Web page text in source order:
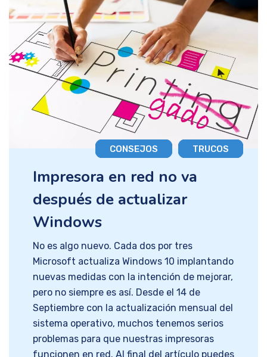
CONSEJOS TRUCOS
Impresora en red no va
después de actualizar
Windows
No es algo nuevo. Cada dos por tres Microsoft actualiza Windows 10 implantando nuevas medidas con la intención de mejorar, pero no siempre es así. Desde el 14 de Septiembre con la actualización mensual del sistema operativo, muchos tenemos serios problemas para que nuestras impresoras funcionen en red. Al final del artículo puedes descargar el parche para solucionar el error!! Esperábamos una solución con el reajuste de octubre, pero no llegó. El día 11 llegó la de noviembre, que tampoco incluía un remedio definitivo. Bueno, ni parcial. La pesadilla viene de lejos PrintNightmare, una vulnerabilidad de Windows 10 en la cola de impresión, permite ejecutar código remoto, y desde hace mucho hackers han aprovechado a quienes no parchean sus equipos para hacer de las suyas. Tras conocer una nueva debilidad en Junio de este mismo año, los de Redmond no perdieron tiempo y en tres meses ya tenían preparada su solución. Se conoce que con tanta prisa esta gente no hizo las comprobaciones necesarias para que quienes imprimían documentos en red no se vuelvan locos actualmente para poder conectar sus dispositivos a las impresoras. Aquí te espero… Confiando en las famosas actualizaciones mensuales de Win, todos esperamos al día 12 de octubre, a ver qué pasaba. Nada, todo sigue igual, o al menos muchos seguíamos sin esa solución. .-Tranquilos, que en la de noviembre ( llegó el día 11) todo se solucionará. – Nanay. Ha llegado la fecha, la actualización, y el error se repite. Qué desastre, amigos. Los remedios, pff… Bueno, parece que las actualizaciones KB5005565, KB500556, 6KB5006670 y la del día 12, que ni recuerdo el nombre, son las causantes del desaguisado. Pues la solución más utilizada ha sido la propuesta por los usuarios de un conocido foro de discusión llamado BleepingComputer. Desinstalar estas actualizaciones, a la espera de que Microsoft responda con una nueva que nos despierte de la pesadilla. Más adelante en ese mismo foro plantearon otra solución que me llamó la atención. La solución, que no es mía, pero lo será Los foreros de BleepingComputer proponían rescatar la librería de la cola de impresión de la última versión de Windows en la que funcionaba e intercambiarla por la nueva. Me gustó. Y es que, renunciar a todos los parches que puedan solucionar estas actualizaciones desinstalándolas me parece demasiado riesgo para mis equipos. Elijo el mal menor, puesto que, la solución de cambiar la dll también provocará vulnerabilidad añadida. Pues manos a la obra. Siguiendo las instrucciones que encontré en el dichoso foro, las tareas a realizar iban a ser las siguientes, Crear una entrada en el registro (RpcAuthnLevelPrivacyEnabled). Microsoft desde la actualización de setiembre habilitó la mitigación CVE-2021-1678. con esta entrada , la anularemos. Conseguir el archivo win32spl.dll de un equipo que no se hubiese actualizado, y reemplazarlo por el actual, esto devolverá la normalidad a cada equipo de nuestra red. Parece fácil, verdad. Pues no Al tajo, lo primero, al registro. Para ahorrarme el currazo de fotografiar todo el proceso voy a hacer acopio de lo que publicó en su momento appuals.com y mato dos pajareles de un tiro. Vosotros aprendéis el proceso, y yo me dedico al final de la publicación. Así que ya sabéis, visitad appuals.com, (¡qué buenos son, los padres franciscanos, qué buenos son, que nos llevan de excursión. nianoniii!). Nota: Las instrucciones a continuación son idénticas independientemente de si está en Windows 10 o Windows 11. Presione la tecla de Windows + R para abrir un cuadro de diálogo Ejecutar . Luego, escriba ‘regedit’ dentro del cuadro de texto y presione Ctrl + Shift + Enter para abrir el Editor del Registro con privilegios administrativos. Abrir una nueva ventana del Editor del registro Una vez que se le solicite el mensaje de Control de cuentas de usuario , haga clic en Sí para otorgar privilegios administrativos. Una vez que esté dentro del Editor del registro, use el menú de la izquierda para navegar a la siguiente ubicación: HKEY_LOCAL_MACHINE \ System \ CurrentControlSet \ Control \ Print Nota: Puede navegar a esta ubicación manualmente (haciendo clic en cada tecla) o puede pegar la ruta completa en la barra de navegación en la parte superior y presionar Enter para llegar allí instantáneamente. Una vez que esté dentro de la ubicación correcta, asegúrese de que la tecla Imprimir esté seleccionada, luego muévase a la sección de la derecha, haga clic con el botón derecho en un espacio vacío y seleccione Nuevo> Valor DWORD de 32 bits . Creando un nuevo valor DWORD A continuación, nombrar el valor de registro recién creado como RpcAuthnLevelPrivacyEnabled y presione Entrar para guardar los cambios. Finalmente, haga doble clic en el valor RpcAuthnLevelPrivacyEnabled recién creado . Una vez que esté dentro del menú Editar , establezca la Base en Hexadecimal y los Datos del valor en 0 antes de hacer clic en Aceptar para guardar los cambios. Edición de la clave RpcAuthnLevelPrivacyEnabled Una vez que se haya completado esta modificación, reinicie su PC. Total, ná. No se vayan todavía, aún hay más Si, si. Esa era la primera tarea, ahora hay que reemplazar el dichoso archivo. Pan comido, ¿verdad? Prrrrtz. Para entender que no es tan fácil os diré que el archivo está «protegido» por TrustInstaller, y si no fuera poco, está controlado por un servicio que está siempre en ejecución. En internet hay varios sitios desde donde conseguir el archivo deseado: win32spl.dll. Demos por sentado que ya lo tenemos descargado y a buen recaudo. Primero hay que detener el servicio «cola de impresión» pulsando el atajo de teclado Windows + R, y escribiendo services.msc. Tras esto hacemos clic en Aceptar. En la ventana que aparecerá, veremos una lista. Tenemos que buscar Cola de impresión y seleccionar el elemento. A la izquierda de la ventana veremos dos opciones. Una para detener el servicio y otra para reiniciar el servicio. Tened esto en cuenta porque ahora lo vamos a detener, pero al terminar, lo hemos de reiniciar… Ya está parada la cola, vamos a reemplazar el archivo, que como os decía anteriormente, es propiedad de TrustInstaller. Para explicar como cambiar esa propiedad volveré a hacer acopio de datos de otra web en la que lo explican muy bien. troubleshootingcentral.com Esta buena gente se ha pegado un currazo para darnos el tostón, estooo, para hacernos un tutorial para apropiarnos del derecho a modificar el ansiado archivo dll. Ahí va. Ya lo dijo Manuel Luque, protagonista del anuncio de Colón. Vaya a troubleshootingcentral.com y si encuentra algo mejor, visítelo( me ahorro un montón de tecleo, que menos que hacerles publicidad, ¿eh?). La forma más fácil de obtener la propiedad de un archivo o carpeta que desea modificar, acceder o eliminar es a través de su explorador de archivos y con permisos especiales avanzados. Para utilizar este método, inicie sesión como administrador y luego complete los siguientes pasos. Abra su explorador de archivos y busque el archivo o carpeta que desea modificar, eliminar o adquirir propiedad. Haga clic derecho en el archivo o carpeta y elija propiedades en el menú que aparece. En la ventana de propiedades, haga clic en la pestaña de seguridad en la parte superior. Debajo del cuadro «permisos para el sistema», verá un botón avanzado con un texto a la izquierda que dice: para permisos especiales o configuraciones avanzadas, haga clic en avanzado. Haga clic en el botón avanzado. En la ventana de configuración de seguridad avanzada que aparece, verá que el propietario del archivo es TrustedInstaller. Al lado del nombre, habrá un pequeño hipervínculo que dice, «cambiar» – haga clic en él. Para los usuarios de Windows 7, navegue hasta la pestaña «propietario» y haga clic en editar. En la nueva ventana que aparece, deberá escribir el nombre de usuario que está usando en su sistema y luego hacer clic en el botón de verificación de nombres. Windows comprobará automáticamente el nombre y completará el nombre completo del objeto por usted. Una vez hecho esto, podrá hacer clic en el botón Aceptar. Para los usuarios de Windows 7, haga clic en «otros usuarios o grupos» y continúe con el paso 5. Tenga en cuenta: si el nombre de su cuenta no aparece, puede buscarlo manualmente en la lista de usuarios. De vuelta en la ventana de configuración de seguridad avanzada, aparecerá una nueva línea debajo de la línea del propietario que acaba de cambiar. Se leerá “reemplazar propietario en subcontenedores y objetos” – marque esta casilla para asegurarse de que todas las subcarpetas o archivos asociados con este archivo o carpeta también tengan su propiedad cambiada. Esto es bueno, ya que significa que no tendrá que repetir los pasos 1-5 para todos los subdirectorios presentes. Pulsa el botón de aplicar. Cierre la ventana de propiedades y vuelva a abrirla. Seleccione la pestaña de seguridad en la parte superior nuevamente y haga clic en el botón avanzado nuevamente. En la ventana de permisos , seleccione el botón Agregar. Elija » seleccionar un director » e ingrese su nombre de usuario y marque todas las casillas de permisos o, si están disponibles, elija el control total. Golpea bien. Ahora marque la casilla que dice, «reemplace todas las entradas de permisos de objetos secundarios con entradas de permisos heredables de este objeto» y presione el botón Aplicar. Ahora la propiedad pasará de TrustedInstaller a usted. Ya no necesitará permiso del TrustedInstaller para realizar la acción que deseaba en dicho archivo o carpeta y en todos los subdirectorios que contiene. Nota: Si está utilizando Windows 7, se aplican los mismos pasos, pero es posible que deba navegar a la pestaña de propietario y hacer clic en el botón editar en la ventana de configuración de seguridad avanzada y luego usar «otros usuarios o grupos» para ingresar su nombre de usuario. para el proceso del nombre del cheque. Los hemos incluido como extra en los pasos anteriores. Vaya coñazo, y aún nos queda un poco. Es momento de copia